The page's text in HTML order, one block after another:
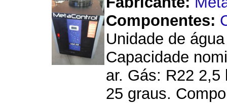
Componentes:
Unidade de
Capacidade
ar. Gás: R22 2,5
25 graus.